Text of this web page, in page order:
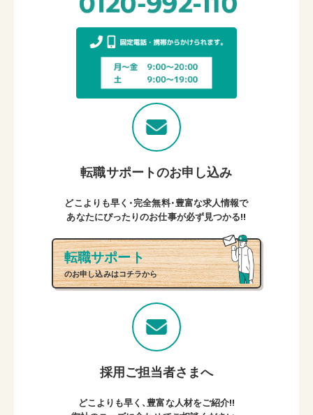
転職サポートのお申し込み
どこよりも早く・完全無料・豊富な求人情報で
あなたにぴったりのお仕事が必ず見つかる!!
転職サポート
のお申し込みはコチラから
採用ご担当者さまへ
どこよりも早く、豊富な人材をご紹介!!